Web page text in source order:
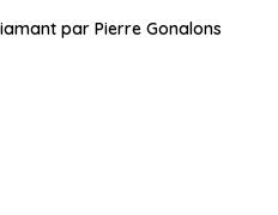
par Pierre Gonalons